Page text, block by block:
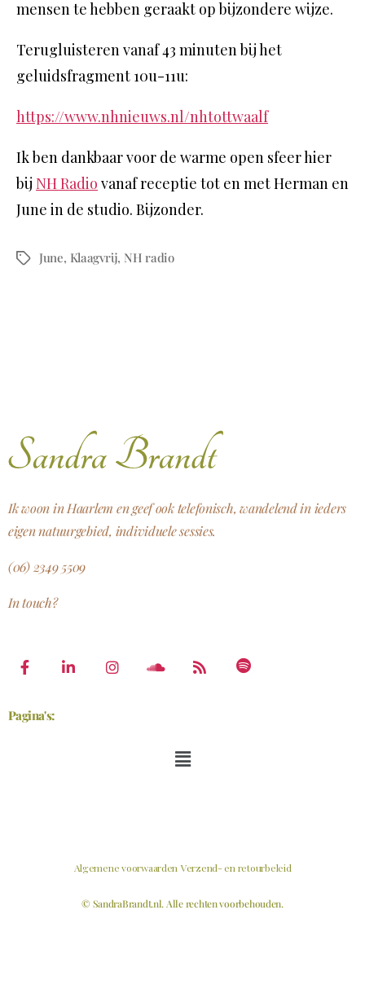
mensen te hebben geraakt op bijzondere wijze.
Terugluisteren vanaf 43 minuten bij het
geluidsfragment 10u-11u:
https://www.nhnieuws.nl/nhtottwaalf
Ik ben dankbaar voor de warme open sfeer hier
bij NH Radio vanaf receptie tot en met Herman en
June in de studio. Bijzonder.
June, Klaagvrij, NH radio
Ik woon in Haarlem en geef ook telefonisch, wandelend in ieders
eigen natuurgebied, individuele sessies.
(06) 2349 5509
In touch?
Pagina's:
© SandraBrandt.nl. Alle rechten voorbehouden.
Algemene voorwaarden Verzend- en retourbeleid